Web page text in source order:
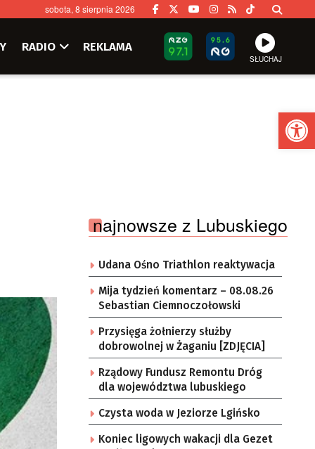
sobota, 8 sierpnia 2026
RADIO REKLAMA
SŁUCHAJ
najnowsze z Lubuskiego
Udana Ośno Triathlon reaktywacja
Mija tydzień komentarz – 08.08.26
Sebastian Ciemnoczołowski
Przysięga żołnierzy służby
dobrowolnej w Żaganiu [ZDJĘCIA]
Rządowy Fundusz Remontu Dróg
dla województwa lubuskiego
Czysta woda w Jeziorze Lgińsko
Koniec ligowych wakacji dla Gezet